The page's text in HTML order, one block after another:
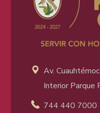
Av.
Interior Parque
744 440 7000